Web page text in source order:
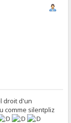
droit d'un
comme silentpliz